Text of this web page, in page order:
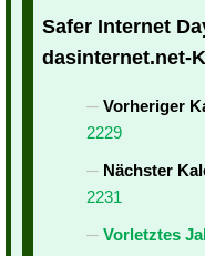
Safer Internet
dasinternet.net-
Vorheriger
2229
Nächster
2231
Vorletztes